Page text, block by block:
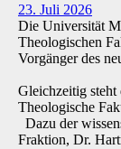
23. Juli 2026
Die Universität
Theologischen
Vorgänger des
Gleichzeitig steht
Theologische
Dazu der
Fraktion, Dr.